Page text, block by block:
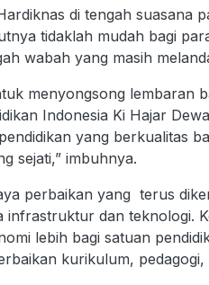
di tengah suasana
tidaklah mudah bagi
wabah yang masih
menyongsong lembaran
Indonesia Ki Hajar
yang berkualitas
sejati,” imbuhnya.
perbaikan yang terus
infrastruktur dan teknologi.
lebih bagi satuan
kurikulum, pedagogi,